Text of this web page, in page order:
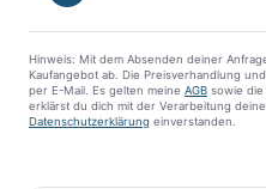
Hinweis: Mit dem Absenden deiner
Kaufangebot ab. Die Preisverhandlung
per E-Mail. Es gelten meine AGB sowie die
erklärst du dich mit der Verarbeitung
Datenschutzerklärung einverstanden.